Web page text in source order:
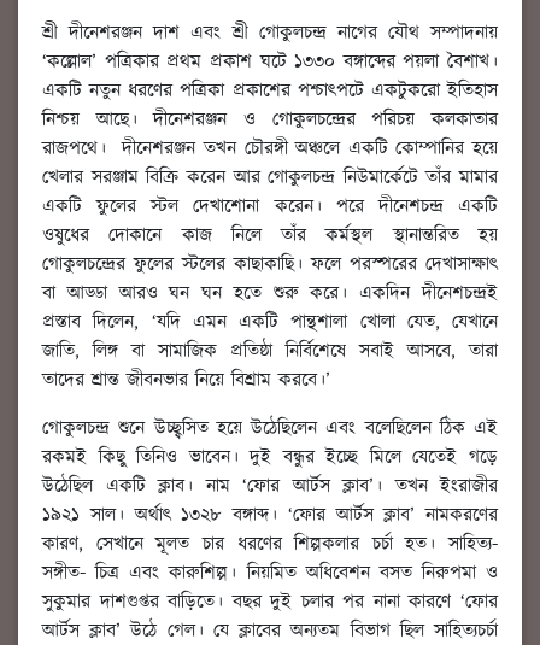
শ্রী দীনেশরঞ্জন দাশ এবং শ্রী গোকুলচন্দ্র নাগের যৌথ সম্পাদনায়
‘কল্লোল’ পত্রিকার প্রথম প্রকাশ ঘটে ১৩৩০ বঙ্গাব্দের পয়লা বৈশাখ।
একটি নতুন ধরণের পত্রিকা প্রকাশের পশ্চাৎপটে একটুকরো ইতিহাস
নিশ্চয় আছে। দীনেশরঞ্জন ও গোকুলচন্দ্রের পরিচয় কলকাতার
রাজপথে। দীনেশরঞ্জন তখন চৌরঙ্গী অঞ্চলে একটি কোম্পানির হয়ে
খেলার সরঞ্জাম বিক্রি করেন আর গোকুলচন্দ্র নিউমার্কেটে তাঁর মামার
একটি ফুলের স্টল দেখাশোনা করেন। পরে দীনেশচন্দ্র একটি
ওষুধের দোকানে কাজ নিলে তাঁর কর্মস্থল স্থানান্তরিত হয়
গোকুলচন্দ্রের ফুলের স্টলের কাছাকাছি। ফলে পরস্পরের দেখাসাক্ষাৎ
বা আড্ডা আরও ঘন ঘন হতে শুরু করে। একদিন দীনেশচন্দ্রই
প্রস্তাব দিলেন, ‘যদি এমন একটি পান্থশালা খোলা যেত, যেখানে
জাতি, লিঙ্গ বা সামাজিক প্রতিষ্ঠা নির্বিশেষে সবাই আসবে, তারা
তাদের শ্রান্ত জীবনভার নিয়ে বিশ্রাম করবে।’
গোকুলচন্দ্র শুনে উচ্ছ্বসিত হয়ে উঠেছিলেন এবং বলেছিলেন ঠিক এই
রকমই কিছু তিনিও ভাবেন। দুই বন্ধুর ইচ্ছে মিলে যেতেই গড়ে
উঠেছিল একটি ক্লাব। নাম ‘ফোর আর্টস ক্লাব’। তখন ইংরাজীর
১৯২১ সাল। অর্থাৎ ১৩২৮ বঙ্গাব্দ। ‘ফোর আর্টস ক্লাব’ নামকরণের
কারণ, সেখানে মূলত চার ধরণের শিল্পকলার চর্চা হত। সাহিত্য-
সঙ্গীত- চিত্র এবং কারুশিল্প। নিয়মিত অধিবেশন বসত নিরুপমা ও
সুকুমার দাশগুপ্তর বাড়িতে। বছর দুই চলার পর নানা কারণে ‘ফোর
আর্টস ক্লাব’ উঠে গেল। যে ক্লাবের অন্যতম বিভাগ ছিল সাহিত্যচর্চা